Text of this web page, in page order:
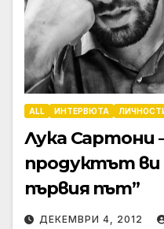
ALL ИНТЕРВЮТА
Лука Сартони
продуктът ви
първия път”
ДЕКЕМВРИ 4, 2012